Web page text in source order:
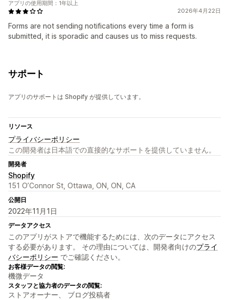
2026年4月22日
Forms are not sending notifications every time a form is
submitted, it is sporadic and causes us to miss requests.
アプリの使用期間：1年以上
サポート
アプリのサポートは Shopify が提供しています。
リソース
プライバシーポリシー
この開発者は日本語での直接的なサポートを提供していません。
開発者
Shopify
151 O’Connor St, Ottawa, ON, ON, CA
公開日
2022年11月1日
データアクセス
このアプリがストアで機能するためには、次のデータにアクセス
する必要があります。 その理由については、開発者向けのプライ
バシーポリシー でご確認ください。
お客様データの閲覧:
機微データ
スタッフと協力者のデータの閲覧:
ストアオーナー、 ブログ投稿者